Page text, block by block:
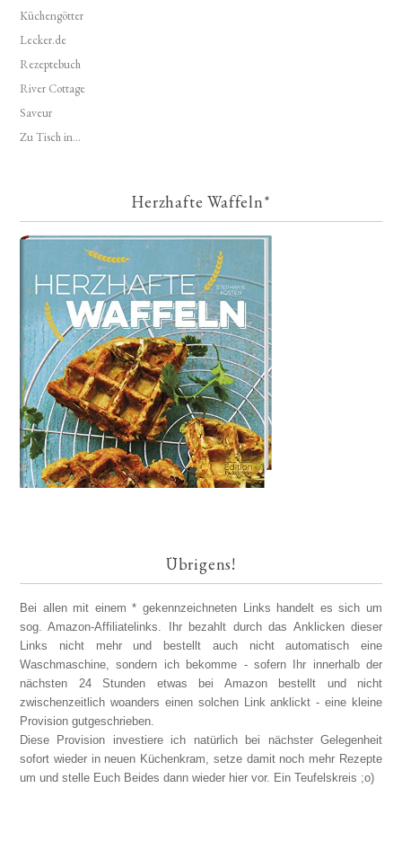
Küchengötter
Lecker.de
Rezeptebuch
River Cottage
Saveur
Zu Tisch in...
Herzhafte Waffeln*
Übrigens!
Bei allen mit einem * gekennzeichneten Links handelt es sich um
sog. Amazon-Affiliatelinks. Ihr bezahlt durch das Anklicken dieser
Links nicht mehr und bestellt auch nicht automatisch eine
Waschmaschine, sondern ich bekomme - sofern Ihr innerhalb der
nächsten 24 Stunden etwas bei Amazon bestellt und nicht
zwischenzeitlich woanders einen solchen Link anklickt - eine kleine
Provision gutgeschrieben.
Diese Provision investiere ich natürlich bei nächster Gelegenheit
sofort wieder in neuen Küchenkram, setze damit noch mehr Rezepte
um und stelle Euch Beides dann wieder hier vor. Ein Teufelskreis ;o)